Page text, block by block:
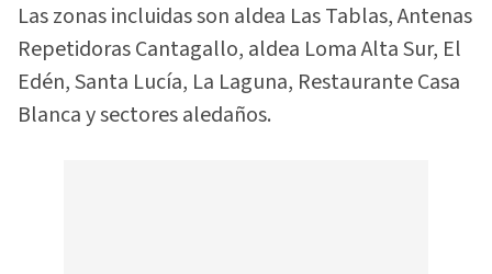
Las zonas incluidas son aldea Las Tablas, Antenas
Repetidoras Cantagallo, aldea Loma Alta Sur, El
Edén, Santa Lucía, La Laguna, Restaurante Casa
Blanca y sectores aledaños.